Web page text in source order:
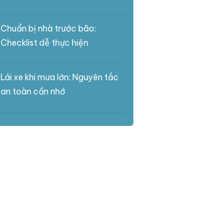
Chuẩn bị nhà trước bão:
Checklist dễ thực hiện
Lái xe khi mưa lớn: Nguyên tắc
an toàn cần nhớ